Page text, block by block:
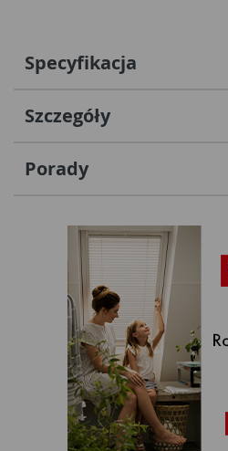
Specyfikacja
Szczegóły
Porady